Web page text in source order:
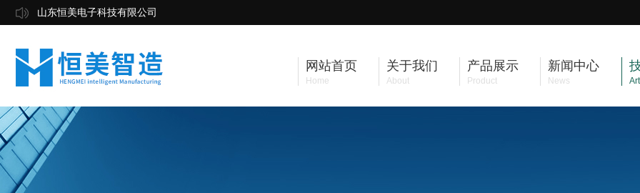
山东恒美电子科技有限公司
网站首页
Home
关于我们
About
产品展示
Product
新闻中心
News